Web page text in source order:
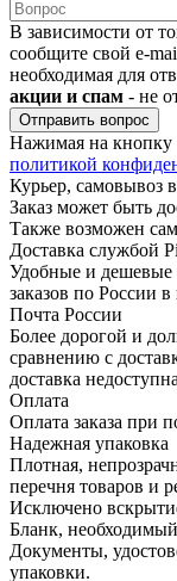
В зависимости от
сообщите свой e-
необходимая для
акции и спам - не
Отправить вопрос
Нажимая на кнопку
политикой
Курьер, самовывоз
Заказ может быть
Также возможен
Доставка службой
Удобные и дешевые
заказов по России
Почта России
Более дорогой и
сравнению с
доставка
Оплата
Оплата заказа при
Надежная упаковка
Плотная,
перечня товаров и
Исключено
Бланк, необходимый
Документы,
упаковки.